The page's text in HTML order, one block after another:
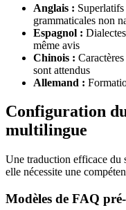
Anglais :
grammaticales non
Espagnol :
même avis
Chinois :
sont attendus
Allemand :
Configuration
multilingue
Une traduction efficace du
elle nécessite une
Modèles de FAQ